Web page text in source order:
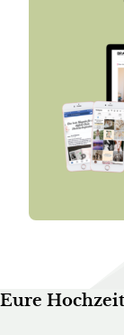
Eure Hochzeit